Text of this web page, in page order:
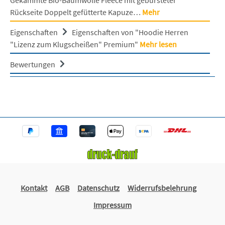
Rückseite Doppelt gefütterte Kapuze… Mehr
Eigenschaften
Eigenschaften von "Hoodie Herren
"Lizenz zum Klugscheißen" Premium" Mehr lesen
Bewertungen
Kontakt AGB Datenschutz
Widerrufsbelehrung
Impressum